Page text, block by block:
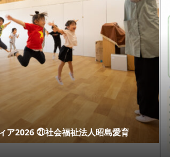
ア2026 ㉑社会福祉法人昭島愛育